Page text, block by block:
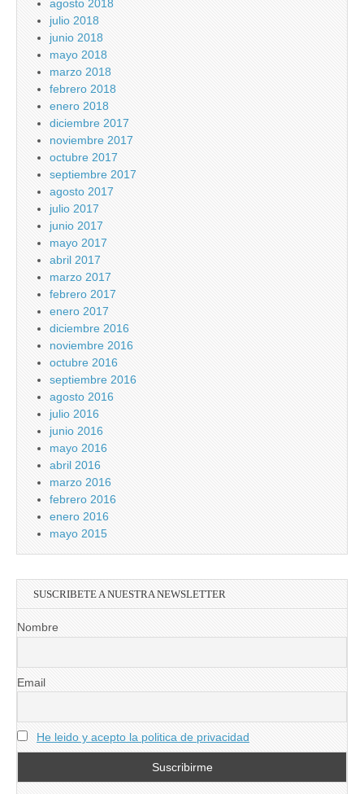
agosto 2018
julio 2018
junio 2018
mayo 2018
marzo 2018
febrero 2018
enero 2018
diciembre 2017
noviembre 2017
octubre 2017
septiembre 2017
agosto 2017
julio 2017
junio 2017
mayo 2017
abril 2017
marzo 2017
febrero 2017
enero 2017
diciembre 2016
noviembre 2016
octubre 2016
septiembre 2016
agosto 2016
julio 2016
junio 2016
mayo 2016
abril 2016
marzo 2016
febrero 2016
enero 2016
mayo 2015
SUSCRIBETE A NUESTRA NEWSLETTER
Nombre
Email
He leido y acepto la politica de privacidad